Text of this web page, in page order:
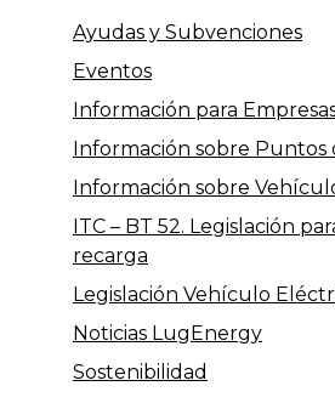
Ayudas y Subvenciones
Eventos
Información para
Información sobre Puntos
Información sobre
ITC – BT 52. Legislación
recarga
Legislación Vehículo
Noticias LugEnergy
Sostenibilidad